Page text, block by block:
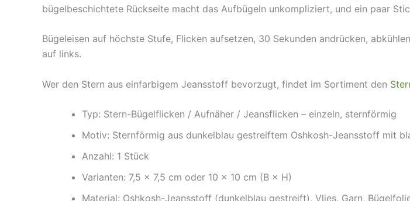
bügelbeschichtete Rückseite macht das Aufbügeln unkompliziert, und ein paar
Bügeleisen auf höchste Stufe, Flicken aufsetzen, 30 Sekunden andrücken,
auf links.
Wer den Stern aus einfarbigem Jeansstoff bevorzugt, findet im Sortiment den
Typ: Stern-Bügelflicken / Aufnäher / Jeansflicken – einzeln, sternförmig
Motiv: Sternförmig aus dunkelblau gestreiftem Oshkosh-Jeansstoff mit
Anzahl: 1 Stück
Varianten: 7,5 × 7,5 cm oder 10 × 10 cm (B × H)
Material: Oshkosh-Jeansstoff (dunkelblau gestreift), Vlies, Garn,